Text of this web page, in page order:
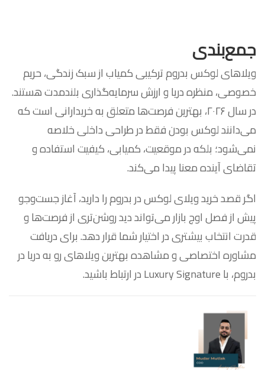
جمع‌بندی
ویلاهای لوکس بدروم ترکیبی کمیاب از سبک زندگی، حریم
خصوصی، منظره دریا و ارزش سرمایه‌گذاری بلندمدت هستند.
در سال ۲۰۲۶، بهترین فرصت‌ها متعلق به خریدارانی است که
می‌دانند لوکس بودن فقط در طراحی داخلی خلاصه
نمی‌شود؛ بلکه در موقعیت، کمیابی، کیفیت استفاده و
تقاضای آینده معنا پیدا می‌کند.
اگر قصد خرید ویلای لوکس در بدروم را دارید، آغاز جست‌وجو
پیش از فصل اوج بازار می‌تواند دید روشن‌تری از فرصت‌ها و
قدرت انتخاب بیشتری در اختیار شما قرار دهد. برای دریافت
مشاوره اختصاصی و مشاهده بهترین ویلاهای رو به دریا در
بدروم، با Luxury Signature در ارتباط باشید.